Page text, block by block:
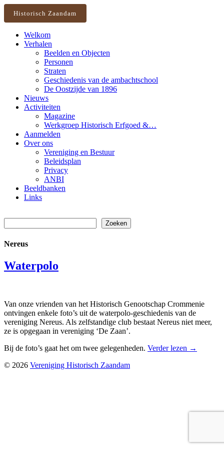
Historisch Zaandam
Welkom
Verhalen
Beelden en Objecten
Personen
Straten
Geschiedenis van de ambachtschool
De Oostzijde van 1896
Nieuws
Activiteiten
Magazine
Werkgroep Historisch Erfgoed &…
Aanmelden
Over ons
Vereniging en Bestuur
Beleidsplan
Privacy
ANBI
Beeldbanken
Links
Zoeken
Nereus
Waterpolo
Van onze vrienden van het Historisch Genootschap Crommenie
ontvingen enkele foto’s uit de waterpolo-geschiedenis van de
vereniging Nereus. Als zelfstandige club bestaat Nereus niet meer,
ze is opgegaan in vereniging ‘De Zaan’.
Bij de foto’s gaat het om twee gelegenheden. Verder lezen →
© 2026 Vereniging Historisch Zaandam